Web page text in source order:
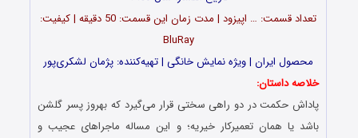
تعداد قسمت‌: … اپیزود | مدت زمان این قسمت: 50 دقیقه | کیفیت:
BluRay
محصول ایران | ویژه نمایش خانگی | تهیه‌کننده: پژمان لشکری‌پور
خلاصه داستان:
پاداش حکمت در دو راهی سختی قرار می‌گیرد که بهروز پسر گلشن
باشد یا همان تعمیرکار خیریه؛ و این مساله ماجراهای عجیب و